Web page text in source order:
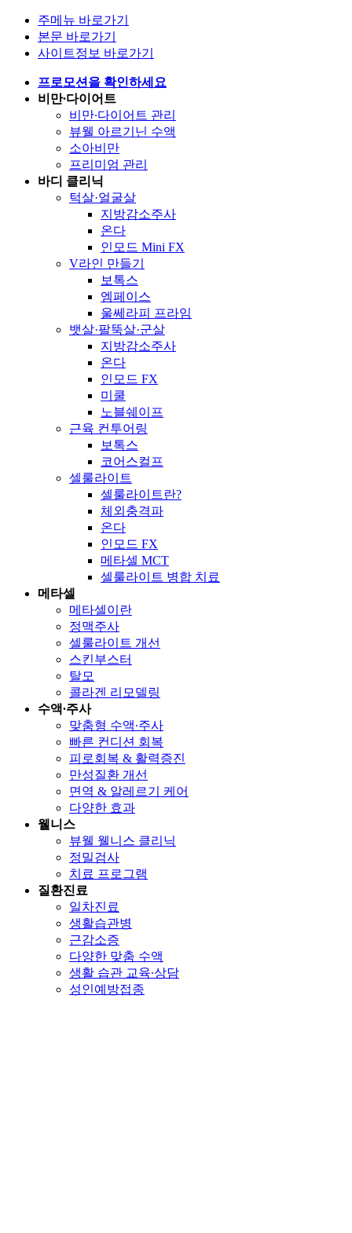
주메뉴 바로가기
본문 바로가기
사이트정보 바로가기
프로모션을 확인하세요
비만∙다이어트
비만∙다이어트 관리
뷰웰 아르기닌 수액
소아비만
프리미엄 관리
바디 클리닉
턱살·얼굴살
지방감소주사
온다
인모드 Mini FX
V라인 만들기
보톡스
엠페이스
울쎄라피 프라임
뱃살·팔뚝살·군살
지방감소주사
온다
인모드 FX
미쿨
노블쉐이프
근육 컨투어링
보톡스
코어스컬프
셀룰라이트
셀룰라이트란?
체외충격파
온다
인모드 FX
메타셀 MCT
셀룰라이트 병합 치료
메타셀
메타셀이란
정맥주사
셀룰라이트 개선
스킨부스터
탈모
콜라겐 리모델링
수액∙주사
맞춤형 수액∙주사
빠른 컨디션 회복
피로회복 & 활력증진
만성질환 개선
면역 & 알레르기 케어
다양한 효과
웰니스
뷰웰 웰니스 클리닉
정밀검사
치료 프로그램
질환진료
일차진료
생활습관병
근감소증
다양한 맞춤 수액
생활 습관 교육∙상담
성인예방접종